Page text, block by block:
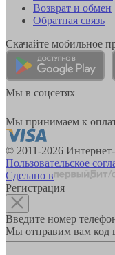
Возврат и обмен
Обратная связь
Скачайте мобильное
Мы в соцсетях
Мы принимаем к
© 2011-2026
Пользовательское
Сделано в
Регистрация
Введите номер
Мы отправим вам код